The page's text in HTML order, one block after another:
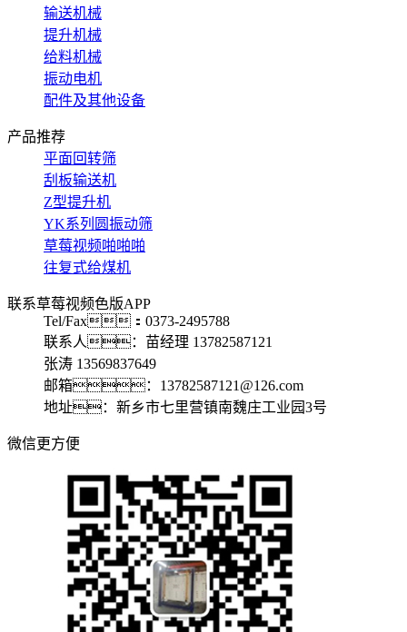
输送机械
提升机械
给料机械
振动电机
配件及其他设备
产品推荐
平面回转筛
刮板输送机
Z型提升机
YK系列圆振动筛
草莓视频啪啪啪
往复式给煤机
联系草莓视频色版APP
Tel/Fax：0373-2495788
联系人：苗经理 13782587121
张涛 13569837649
邮箱：13782587121@126.com
地址：新乡市七里营镇南魏庄工业园3号
微信更方便